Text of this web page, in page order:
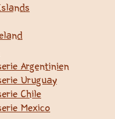
Argentinien
Uruguay
Chile
Mexico